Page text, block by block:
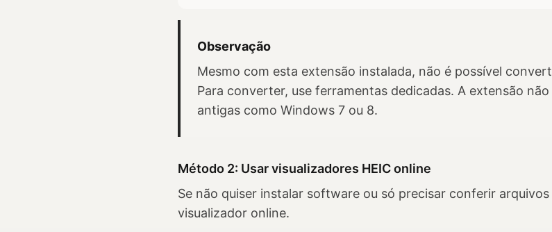
Observação
Mesmo com esta extensão instalada, não é possível
Para converter, use ferramentas dedicadas. A extensão
antigas como Windows 7 ou 8.
Método 2: Usar visualizadores HEIC online
Se não quiser instalar software ou só precisar conferir arquivos
visualizador online.